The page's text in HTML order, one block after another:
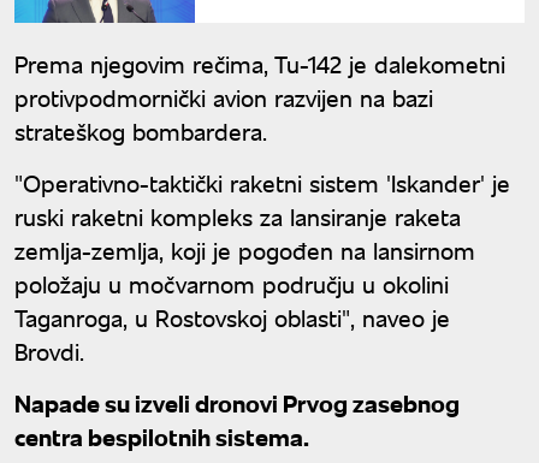
Prema njegovim rečima, Tu-142 je dalekometni
protivpodmornički avion razvijen na bazi
strateškog bombardera.
"Operativno-taktički raketni sistem 'Iskander' je
ruski raketni kompleks za lansiranje raketa
zemlja-zemlja, koji je pogođen na lansirnom
položaju u močvarnom području u okolini
Taganroga, u Rostovskoj oblasti", naveo je
Brovdi.
Napade su izveli dronovi Prvog zasebnog
centra bespilotnih sistema.